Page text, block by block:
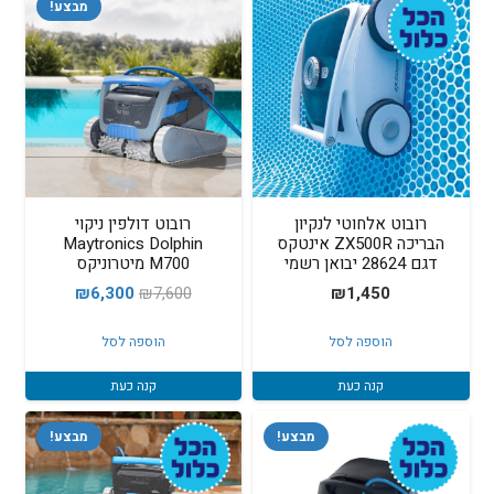
רובוט אלחוטי לנקיון
הבריכה ZX500R אינטקס
דגם 28624 יבואן רשמי
₪1,450
הוספה לסל
קנה כעת
מבצע!
רובוט דולפין ניקוי
Maytronics Dolphin
M700 מיטרוניקס
₪7,600
המחיר
היה:
₪7,600.
₪6,300
₪6,300.
הוספה לסל
קנה כעת
מבצע! מבצע!